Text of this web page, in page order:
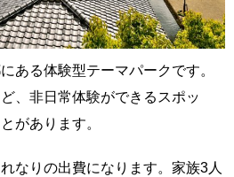
ある体験型テーマパークです。
、非日常体験ができるスポッ
があります。
なりの出費になります。家族3人